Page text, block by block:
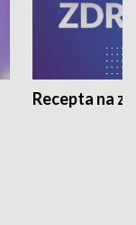
Recepta na